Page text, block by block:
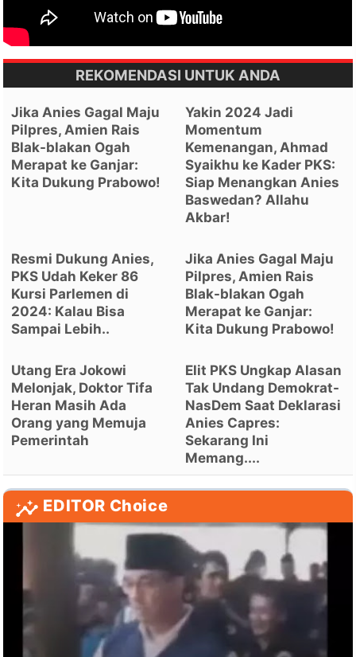
REKOMENDASI UNTUK ANDA
Jika Anies Gagal Maju
Pilpres, Amien Rais
Blak-blakan Ogah
Merapat ke Ganjar:
Kita Dukung Prabowo!
Yakin 2024 Jadi
Momentum
Kemenangan, Ahmad
Syaikhu ke Kader PKS:
Siap Menangkan Anies
Baswedan? Allahu
Akbar!
Resmi Dukung Anies,
PKS Udah Keker 86
Kursi Parlemen di
2024: Kalau Bisa
Sampai Lebih..
Jika Anies Gagal Maju
Pilpres, Amien Rais
Blak-blakan Ogah
Merapat ke Ganjar:
Kita Dukung Prabowo!
Utang Era Jokowi
Melonjak, Doktor Tifa
Heran Masih Ada
Orang yang Memuja
Pemerintah
Elit PKS Ungkap Alasan
Tak Undang Demokrat-
NasDem Saat Deklarasi
Anies Capres:
Sekarang Ini
Memang....
EDITOR Choice